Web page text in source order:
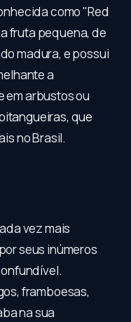
como "Red
fruta pequena, de
madura, e possui
a
em arbustos ou
que
no Brasil.
vez mais
seus inúmeros
framboesas,
na sua